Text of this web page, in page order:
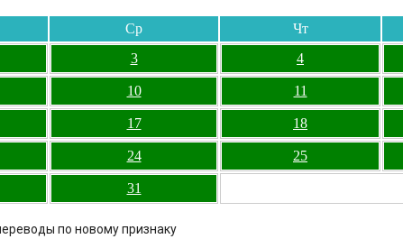
Ср Чт
3 4
10 11
17 18
24 25
31
по новому признаку